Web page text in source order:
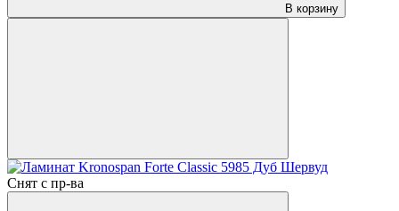
В корзину
Снят с пр-ва